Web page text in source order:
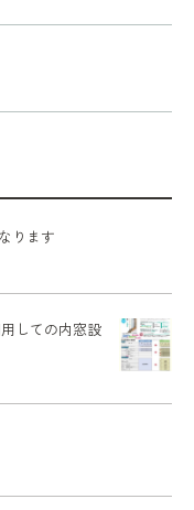
ります
しての内窓設